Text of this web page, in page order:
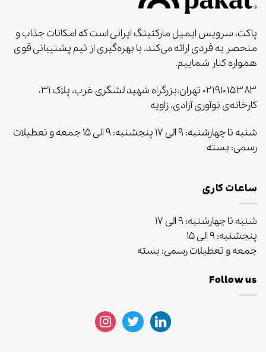
پاکت، سرویس ایمیل مارکتینگ ایرانی است که امکانات جذاب و
منحصر به‌ فردی ارائه می‌کند. با بهره‌گیری از تیم پشتیبانی قوی
همواره کنار شماییم.
۰۲۱۹۱۰۱۵۳۸۳ تهران،بزرگراه شهید لشگری غرب، پلاک ۳۱،
کارخانه‌ی نوآوری آزادی، زاویه
شنبه تا چهارشنبه: ۹ الی ۱۷ پنجشنبه: ۹ الی ۱۵ جمعه و تعطیلات
رسمی: بسته
ساعات کاری
شنبه تا چهارشنبه: ۹ الی ۱۷
پنجشنبه: ۹ الی ۱۵
جمعه و تعطیلات رسمی: بسته
Follow us
linkedin
twitter
instagram